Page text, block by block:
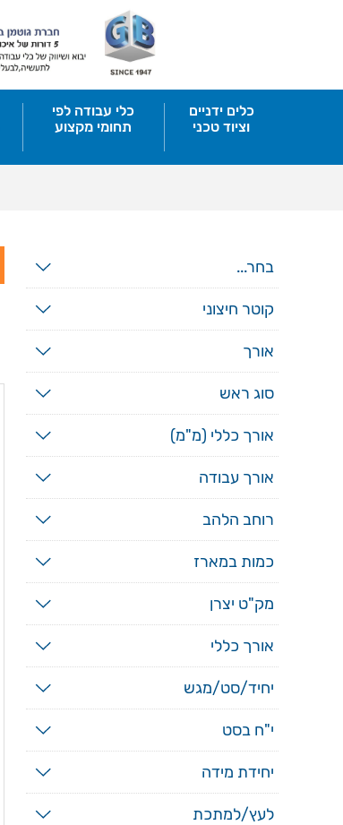
כלים ידניים
וציוד טכני
כלי עבודה לפי
תחומי מקצוע
בחר...
קוטר חיצוני
אורך
סוג ראש
אורך כללי (מ"מ)
אורך עבודה
רוחב הלהב
כמות במארז
מק"ט יצרן
אורך כללי
יחיד/סט/מגש
י"ח בסט
יחידת מידה
לעץ/למתכת